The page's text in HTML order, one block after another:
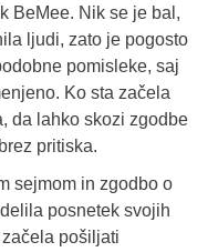
BeMee. Nik se je bal,
ljudi, zato je pogosto
pomisleke, saj
Ko sta začela
da lahko skozi zgodbe
pritiska.
sejmom in zgodbo o
posnetek svojih
pošiljati